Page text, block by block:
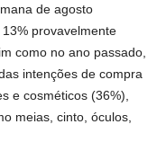
de agosto
provavelmente
como no ano passado,
intenções de compra
e cosméticos (36%),
meias, cinto, óculos,